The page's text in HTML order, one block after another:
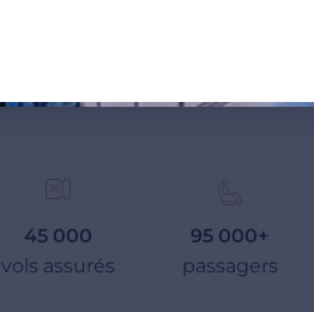
45 000
vols assurés
95 000+
passagers